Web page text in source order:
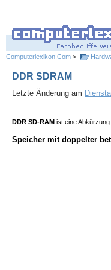
Computerlexikon.Com >
DDR SDRAM
Letzte Änderung am
DDR SD-RAM ist eine
Speicher mit doppelter